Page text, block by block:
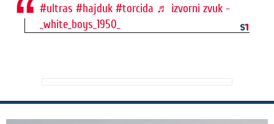
#ultras #hajduk #torcida ♬ izvorni zvuk -
_white_boys_1950_